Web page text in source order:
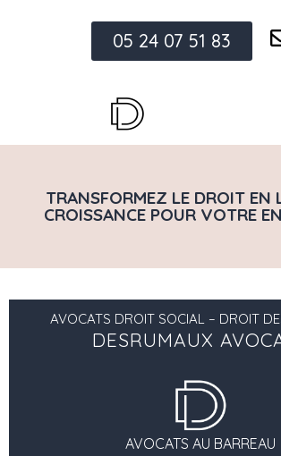
05 24 07 51 83
TRANSFORMEZ LE DROIT EN
CROISSANCE POUR VOTRE
AVOCATS DROIT SOCIAL – DROIT
DESRUMAUX
AVOCATS AU BARREAU